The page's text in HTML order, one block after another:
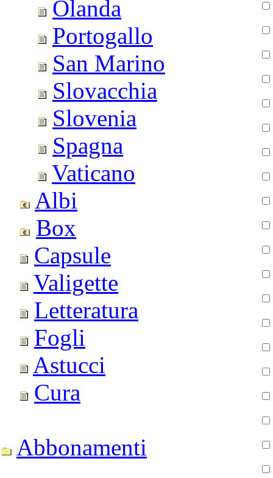
Olanda
Portogallo
San Marino
Slovacchia
Slovenia
Spagna
Vaticano
Albi
Box
Capsule
Valigette
Letteratura
Fogli
Astucci
Cura
Abbonamenti